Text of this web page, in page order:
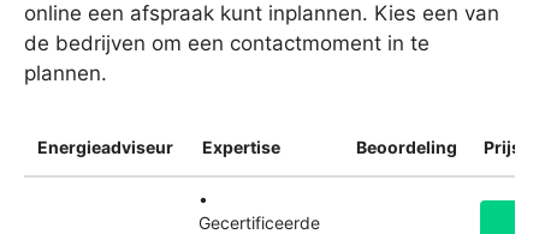
online een afspraak kunt inplannen. Kies een van
de bedrijven om een contactmoment in te
plannen.
Energieadviseur Expertise Beoordeling
•
Gecertificeerde